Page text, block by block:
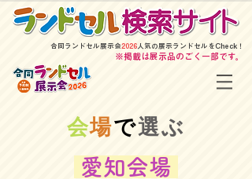
​合同ランドセル展示会2026 人気の展示ランドセルをCheck！
​※掲載は展示品のごく一部です。
​会場で選ぶ
愛知会場